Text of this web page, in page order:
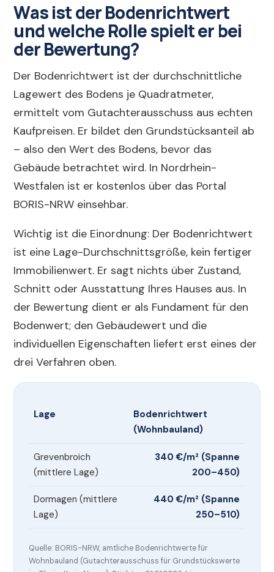
Was ist der Bodenrichtwert
und welche Rolle spielt er bei
der Bewertung?
Der Bodenrichtwert ist der durchschnittliche
Lagewert des Bodens je Quadratmeter,
ermittelt vom Gutachterausschuss aus echten
Kaufpreisen. Er bildet den Grundstücksanteil ab
– also den Wert des Bodens, bevor das
Gebäude betrachtet wird. In Nordrhein-
Westfalen ist er kostenlos über das Portal
BORIS-NRW einsehbar.
Wichtig ist die Einordnung: Der Bodenrichtwert
ist eine Lage-Durchschnittsgröße, kein fertiger
Immobilienwert. Er sagt nichts über Zustand,
Schnitt oder Ausstattung Ihres Hauses aus. In
der Bewertung dient er als Fundament für den
Bodenwert; den Gebäudewert und die
individuellen Eigenschaften liefert erst eines der
drei Verfahren oben.
Lage
Bodenrichtwert
(Wohnbauland)
Grevenbroich
(mittlere Lage)
340 €/m² (Spanne
200–450)
Dormagen (mittlere
Lage)
440 €/m² (Spanne
250–510)
Quelle: BORIS-NRW, amtliche Bodenrichtwerte für
Wohnbauland (Gutachterausschuss für Grundstückswerte